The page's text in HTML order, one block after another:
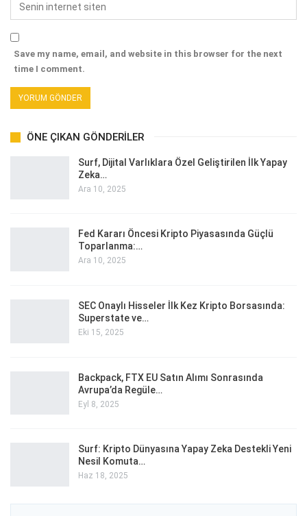
Save my name, email, and website in this browser for the next
time I comment.
ÖNE ÇIKAN GÖNDERILER
Surf, Dijital Varlıklara Özel Geliştirilen İlk Yapay
Zeka…
Ara 10, 2025
Fed Kararı Öncesi Kripto Piyasasında Güçlü
Toparlanma:…
Ara 10, 2025
SEC Onaylı Hisseler İlk Kez Kripto Borsasında:
Superstate ve…
Eki 15, 2025
Backpack, FTX EU Satın Alımı Sonrasında
Avrupa’da Regüle…
Eyl 8, 2025
Surf: Kripto Dünyasına Yapay Zeka Destekli Yeni
Nesil Komuta…
Haz 18, 2025